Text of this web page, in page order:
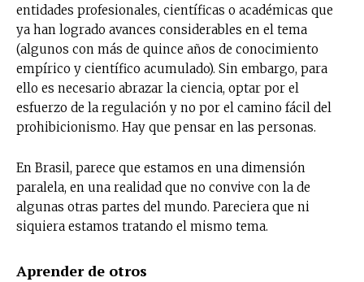
entidades profesionales, científicas o académicas que
ya han logrado avances considerables en el tema
(algunos con más de quince años de conocimiento
empírico y científico acumulado). Sin embargo, para
ello es necesario abrazar la ciencia, optar por el
esfuerzo de la regulación y no por el camino fácil del
prohibicionismo. Hay que pensar en las personas.
En Brasil, parece que estamos en una dimensión
paralela, en una realidad que no convive con la de
algunas otras partes del mundo. Pareciera que ni
siquiera estamos tratando el mismo tema.
Aprender de otros